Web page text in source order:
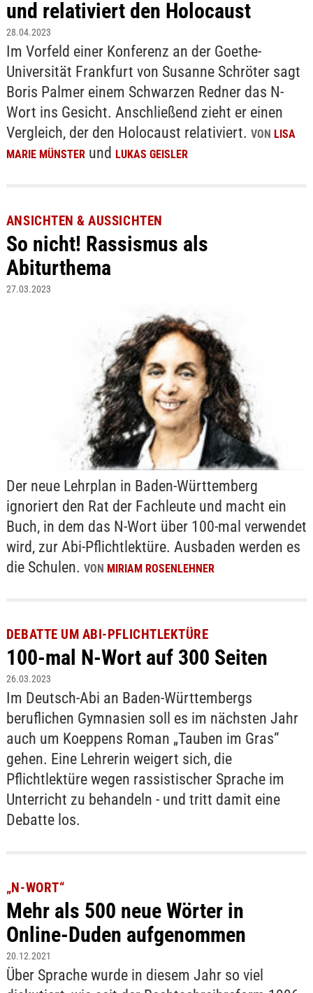
und relativiert den Holocaust
28.04.2023
Im Vorfeld einer Konferenz an der Goethe-
Universität Frankfurt von Susanne Schröter sagt
Boris Palmer einem Schwarzen Redner das N-
Wort ins Gesicht. Anschließend zieht er einen
Vergleich, der den Holocaust relativiert. VON LISA
MARIE MÜNSTERund LUKAS GEISLER
ANSICHTEN & AUSSICHTEN
So nicht! Rassismus als
Abiturthema
27.03.2023
Der neue Lehrplan in Baden-Württemberg
ignoriert den Rat der Fachleute und macht ein
Buch, in dem das N-Wort über 100-mal verwendet
wird, zur Abi-Pflichtlektüre. Ausbaden werden es
die Schulen. VON MIRIAM ROSENLEHNER
DEBATTE UM ABI-PFLICHTLEKTÜRE
100-mal N-Wort auf 300 Seiten
26.03.2023
Im Deutsch-Abi an Baden-Württembergs
beruflichen Gymnasien soll es im nächsten Jahr
auch um Koeppens Roman „Tauben im Gras“
gehen. Eine Lehrerin weigert sich, die
Pflichtlektüre wegen rassistischer Sprache im
Unterricht zu behandeln - und tritt damit eine
Debatte los.
„N-WORT“
Mehr als 500 neue Wörter in
Online-Duden aufgenommen
20.12.2021
Über Sprache wurde in diesem Jahr so viel